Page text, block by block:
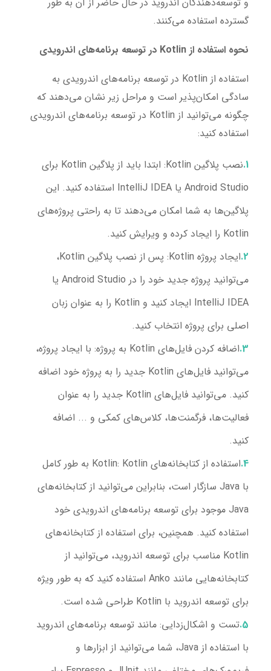
گسترده استفاده می‌کنند.
نحوه استفاده از Kotlin در توسعه برنامه‌های اندرویدی
استفاده از Kotlin در توسعه برنامه‌های اندرویدی به
سادگی امکان‌پذیر است و مراحل زیر نشان می‌دهند که
چگونه می‌توانید از Kotlin در توسعه برنامه‌های اندرویدی
استفاده کنید:
نصب پلاگین Kotlin
: ابتدا باید از پلاگین Kotlin برای
Android Studio یا IntelliJ IDEA استفاده کنید. این
پلاگین‌ها به شما امکان می‌دهند تا به راحتی پروژه‌های
Kotlin را ایجاد کرده و ویرایش کنید.
ایجاد پروژه Kotlin
: پس از نصب پلاگین Kotlin،
می‌توانید پروژه جدید خود را در Android Studio یا
IntelliJ IDEA ایجاد کنید و Kotlin را به عنوان زبان
اصلی برای پروژه انتخاب کنید.
اضافه کردن فایل‌های Kotlin به پروژه
: با ایجاد پروژه،
می‌توانید فایل‌های Kotlin جدید را به پروژه خود اضافه
کنید. می‌توانید فایل‌های Kotlin جدید را به عنوان
فعالیت‌ها، فرگمنت‌ها، کلاس‌های کمکی و ... اضافه
کنید.
استفاده از کتابخانه‌های Kotlin
: Kotlin به طور کامل
با Java سازگار است، بنابراین می‌توانید از کتابخانه‌های
Java موجود برای توسعه برنامه‌های اندرویدی خود
استفاده کنید. همچنین، برای استفاده از کتابخانه‌های
Kotlin مناسب برای توسعه اندروید، می‌توانید از
کتابخانه‌هایی مانند Anko استفاده کنید که به طور ویژه
برای توسعه اندروید با Kotlin طراحی شده است.
تست و اشکال‌زدایی: مانند توسعه برنامه‌های اندروید
با استفاده از Java، شما می‌توانید از ابزارها و